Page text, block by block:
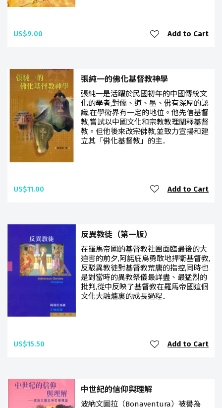
US$9.00 Add to Cart
張純一的佛化基督教神學
張純一是活躍於民國初年的中國傳統文
化的學者,對儒、道、墨、佛有深厚的認
識,在學術界有一定的地位。他先信基督
教,嘗試以中國文化和宗教教理闡釋基督
教。但他後來改宗佛教,並致力宣揚和建
立其「佛化基督教」的主..
US$11.00 Add to Cart
反異教徒（第一版）
在羅馬帝國的基督教社團面臨最後的大
迫害的前夕,阿諾庇烏勇敢地捍衛基督教,
反駁異教徒對基督教荒唐的指控,同時也
是對當時的異教祭儀最詳盡、最猛烈的
批判,從中反映了基督教在羅馬帝國這個
文化大融爐裏的成長過程..
US$15.50 Add to Cart
中世紀的信仰與理解
波納文圖拉（Bonaventura）被譽為